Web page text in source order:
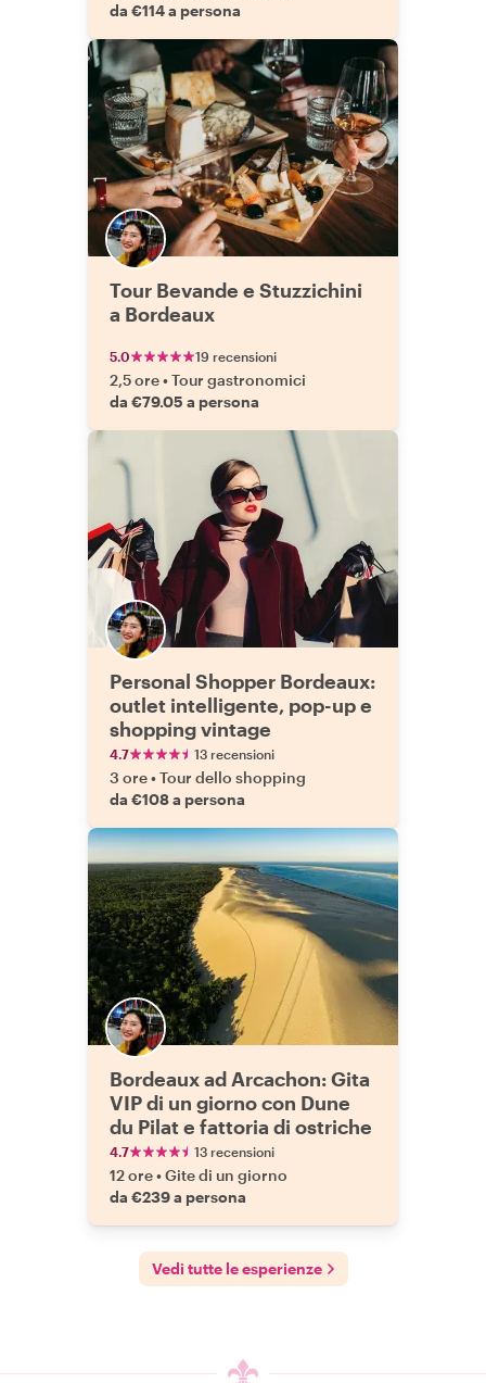
da €114 a persona
Tour Bevande e Stuzzichini
a Bordeaux
5.0 19 recensioni
2,5 ore•Tour gastronomici
da €79.05 a persona
Personal Shopper Bordeaux:
outlet intelligente, pop-up e
shopping vintage
4.7 13 recensioni
3 ore•Tour dello shopping
da €108 a persona
Bordeaux ad Arcachon: Gita
VIP di un giorno con Dune
du Pilat e fattoria di ostriche
4.7 13 recensioni
12 ore•Gite di un giorno
da €239 a persona
Vedi tutte le esperienze